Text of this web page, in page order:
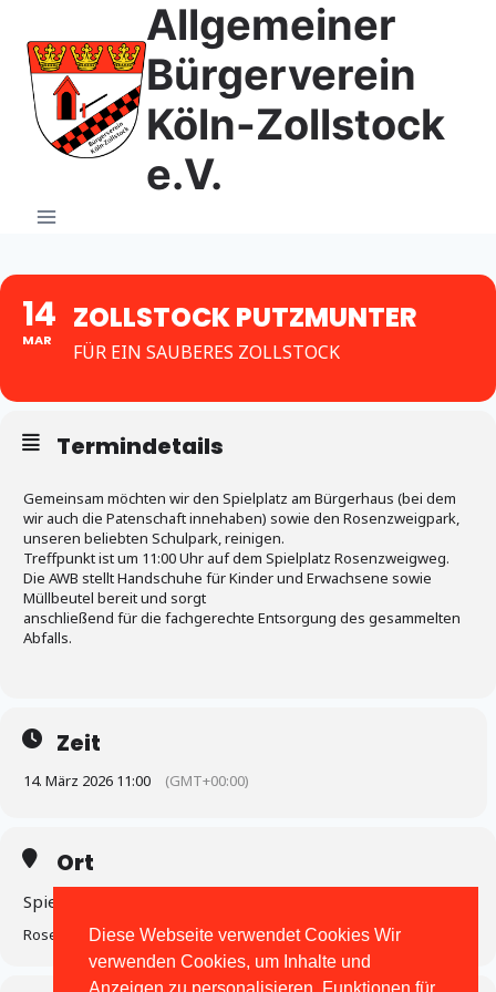
Inhalt
springen
Allgemeiner
Bürgerverein
Köln-Zollstock
e.V.
14
MAR
ZOLLSTOCK PUTZMUNTER
FÜR EIN SAUBERES ZOLLSTOCK
Termindetails
Gemeinsam möchten wir den Spielplatz am Bürgerhaus (bei dem
wir auch die Patenschaft innehaben) sowie den Rosenzweigpark,
unseren beliebten Schulpark, reinigen.
Treffpunkt ist um 11:00 Uhr auf dem Spielplatz Rosenzweigweg.
Die AWB stellt Handschuhe für Kinder und Erwachsene sowie
Müllbeutel bereit und sorgt
anschließend für die fachgerechte Entsorgung des gesammelten
Abfalls.
Zeit
14. März 2026 11:00 (GMT+00:00)
Ort
Spielplatz Rosenzweigweg
RosenzweigwegDiese Webseite verwendet Cookies Wir
verwenden Cookies, um Inhalte und